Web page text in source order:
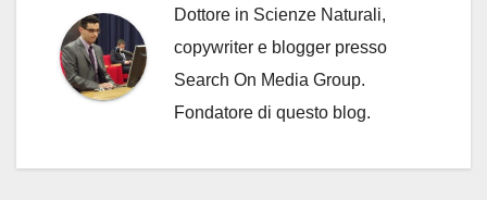
Dottore in Scienze Naturali,
copywriter e blogger presso
Search On Media Group.
Fondatore di questo blog.